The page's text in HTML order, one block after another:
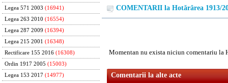
Legea 571 2003 (16941)
Legea 263 2010 (16554)
Legea 287 2009 (16394)
Legea 215 2001 (16348)
Rectificare 155 2016 (16308)
Ordin 1917 2005 (15003)
Legea 153 2017 (14977)
COMENTARII la Hotărârea 1913/
Momentan nu exista niciun comentariu la
Comentarii la alte acte